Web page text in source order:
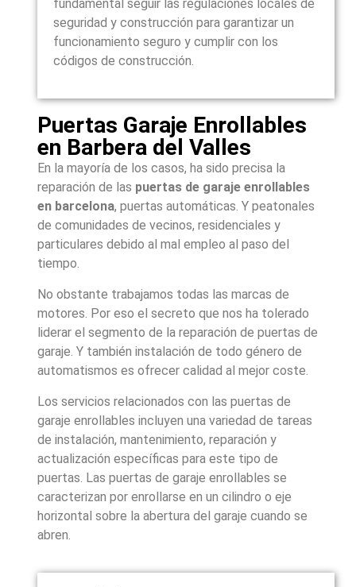
fundamental seguir las regulaciones locales de
seguridad y construcción para garantizar un
funcionamiento seguro y cumplir con los
códigos de construcción.
Puertas Garaje Enrollables
en Barbera del Valles
En la mayoría de los casos, ha sido precisa la
reparación de las puertas de garaje enrollables
en barcelona, puertas automáticas. Y peatonales
de comunidades de vecinos, residenciales y
particulares debido al mal empleo al paso del
tiempo.
No obstante trabajamos todas las marcas de
motores. Por eso el secreto que nos ha tolerado
liderar el segmento de la reparación de puertas de
garaje. Y también instalación de todo género de
automatismos es ofrecer calidad al mejor coste.
Los servicios relacionados con las puertas de
garaje enrollables incluyen una variedad de tareas
de instalación, mantenimiento, reparación y
actualización específicas para este tipo de
puertas. Las puertas de garaje enrollables se
caracterizan por enrollarse en un cilindro o eje
horizontal sobre la abertura del garaje cuando se
abren.